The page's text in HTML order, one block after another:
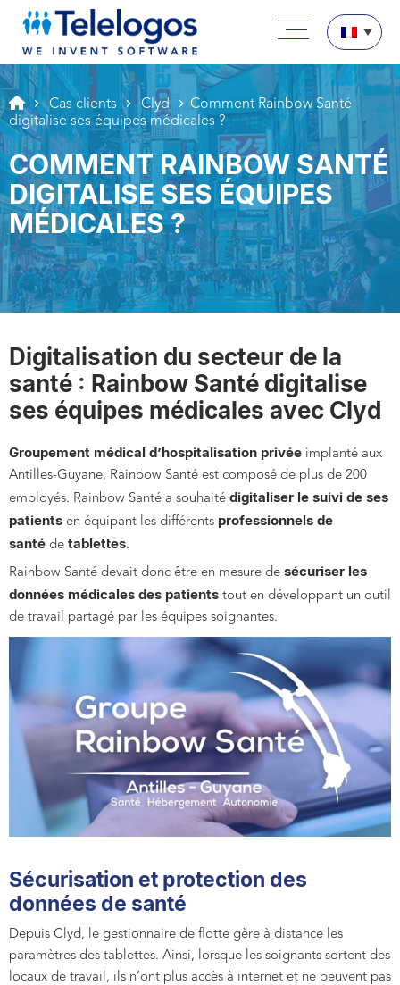
Aller au texte
Aller au menu
Passer au contenu
Menu principal
Cas clients Clyd
Comment Rainbow Santé
digitalise ses équipes médicales ?
COMMENT RAINBOW SANTÉ
DIGITALISE SES ÉQUIPES
MÉDICALES ?
Digitalisation du secteur de la
santé : Rainbow Santé digitalise
ses équipes médicales avec Clyd
Groupement médical d’hospitalisation privée implanté aux
Antilles-Guyane, Rainbow Santé est composé de plus de 200
employés. Rainbow Santé a souhaité digitaliser le suivi de ses
patients en équipant les différents professionnels de
santé de tablettes.
Rainbow Santé devait donc être en mesure de sécuriser les
données médicales des patients tout en développant un outil
de travail partagé par les équipes soignantes.
Sécurisation et protection des
données de santé
Depuis Clyd, le gestionnaire de flotte gère à distance les
paramètres des tablettes. Ainsi, lorsque les soignants sortent des
locaux de travail, ils n’ont plus accès à internet et ne peuvent pas